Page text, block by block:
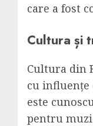
care a fost
Cultura și
Cultura din
cu influențe
este
pentru